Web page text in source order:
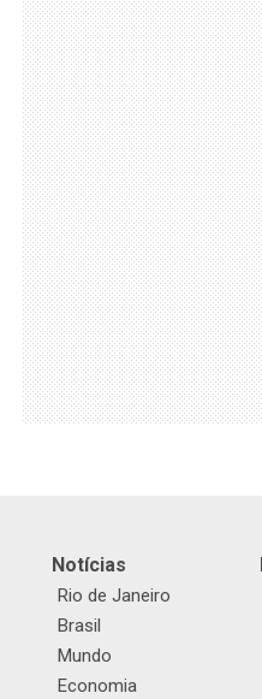
Notícias
Rio de Janeiro
Brasil
Mundo
Economia